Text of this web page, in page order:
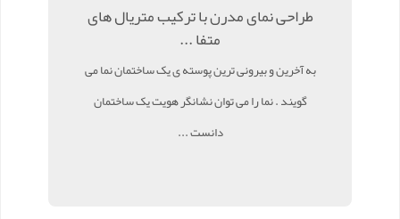
طراحی نمای مدرن با ترکیب متریال های
متفا ...
به آخرین و بیرونی ترین پوسته ی یک ساختمان نما می
گویند . نما را می توان نشانگر هویت یک ساختمان
دانست ...